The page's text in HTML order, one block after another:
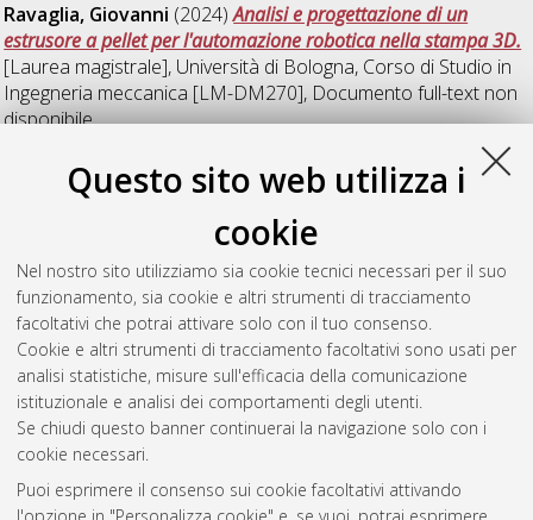
Questo sito web utilizza i
cookie
Nel nostro sito utilizziamo sia cookie tecnici necessari per il suo
funzionamento, sia cookie e altri strumenti di tracciamento
facoltativi che potrai attivare solo con il tuo consenso.
Cookie e altri strumenti di tracciamento facoltativi sono usati per
analisi statistiche, misure sull'efficacia della comunicazione
istituzionale e analisi dei comportamenti degli utenti.
Se chiudi questo banner continuerai la navigazione solo con i
cookie necessari.
Puoi esprimere il consenso sui cookie facoltativi attivando
Ravaglia, Giovanni (2024)Analisi e progettazione di un
estrusore a pellet per l'automazione robotica nella stampa 3D.
[Laurea magistrale], Università di Bologna, Corso di Studio in
Ingegneria meccanica [LM-DM270], Documento full-text non
disponibile
of the capote cover for a spider car.[Laurea magistrale],
Università di Bologna, Corso di Studio in Ingegneria meccanica
[LM-DM270], Documento full-text non disponibile
Questa lista e' stata generata ilSun Aug 9 03:59:52 2026
CEST
Atom